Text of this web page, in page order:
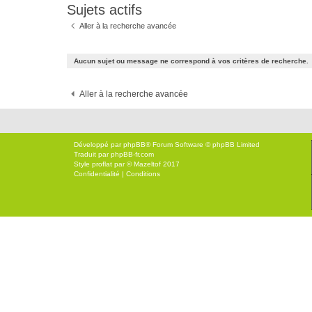
Sujets actifs
Aller à la recherche avancée
Aucun sujet ou message ne correspond à vos critères de recherche.
Aller à la recherche avancée
Développé parphpBB® Forum Software © phpBB Limited
Traduit parphpBB-fr.com
Style proflat par ©Mazeltof 2017
Confidentialité | Conditions